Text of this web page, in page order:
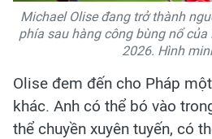
Michael Olise đang trở thành
phía sau hàng công bùng nổ của
2026. Hình
Olise đem đến cho Pháp
khác. Anh có thể bó vào
thể chuyền xuyên tuyến, có